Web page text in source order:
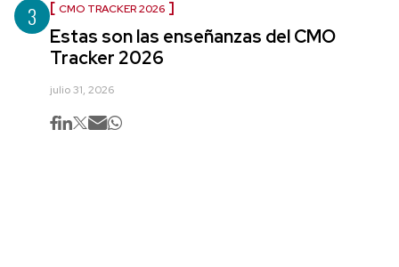
3 CMO TRACKER 2026
Estas son las enseñanzas del CMO
Tracker 2026
julio 31, 2026